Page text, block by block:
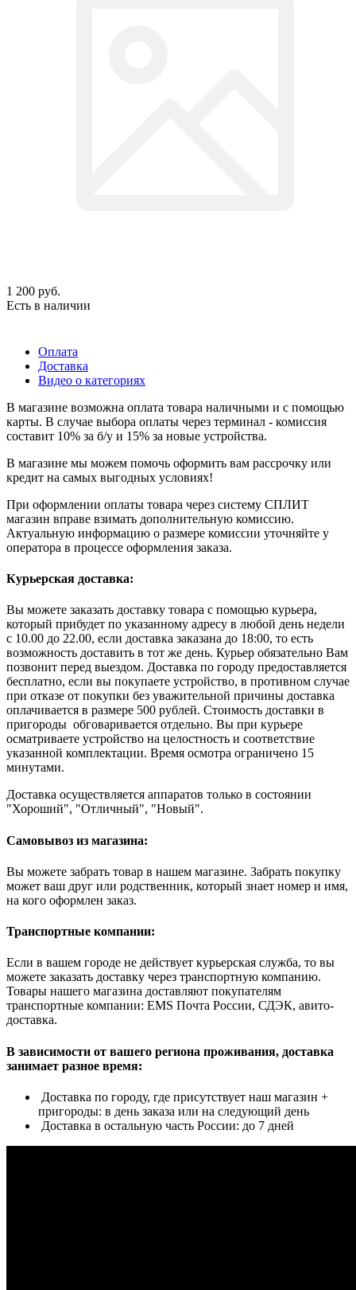
1 200 руб.
Есть в наличии
Оплата
Доставка
Видео о категориях
В магазине возможна оплата товара наличными и с помощью
карты. В случае выбора оплаты через терминал - комиссия
составит 10% за б/у и 15% за новые устройства.
В магазине мы можем помочь оформить вам рассрочку или
кредит на самых выгодных условиях!
При оформлении оплаты товара через систему СПЛИТ
магазин вправе взимать дополнительную комиссию.
Актуальную информацию о размере комиссии уточняйте у
оператора в процессе оформления заказа.
Курьерская доставка:
Вы можете заказать доставку товара с помощью курьера,
который прибудет по указанному адресу в любой день недели
с 10.00 до 22.00, если доставка заказана до 18:00, то есть
возможность доставить в тот же день. Курьер обязательно Вам
позвонит перед выездом. Доставка по городу предоставляется
бесплатно, если вы покупаете устройство, в противном случае
при отказе от покупки без уважительной причины доставка
оплачивается в размере 500 рублей. Стоимость доставки в
пригороды обговаривается отдельно. Вы при курьере
осматриваете устройство на целостность и соответствие
указанной комплектации. Время осмотра ограничено 15
минутами.
Доставка осуществляется аппаратов только в состоянии
"Хороший", "Отличный", "Новый".
Самовывоз из магазина:
Вы можете забрать товар в нашем магазине. Забрать покупку
может ваш друг или родственник, который знает номер и имя,
на кого оформлен заказ.
Транспортные компании:
Если в вашем городе не действует курьерская служба, то вы
можете заказать доставку через транспортную компанию.
Товары нашего магазина доставляют покупателям
транспортные компании: EMS Почта России, СДЭК, авито-
доставка.
В зависимости от вашего региона проживания, доставка
занимает разное время:
Доставка по городу, где присутствует наш магазин +
пригороды: в день заказа или на следующий день
Доставка в остальную часть России: до 7 дней